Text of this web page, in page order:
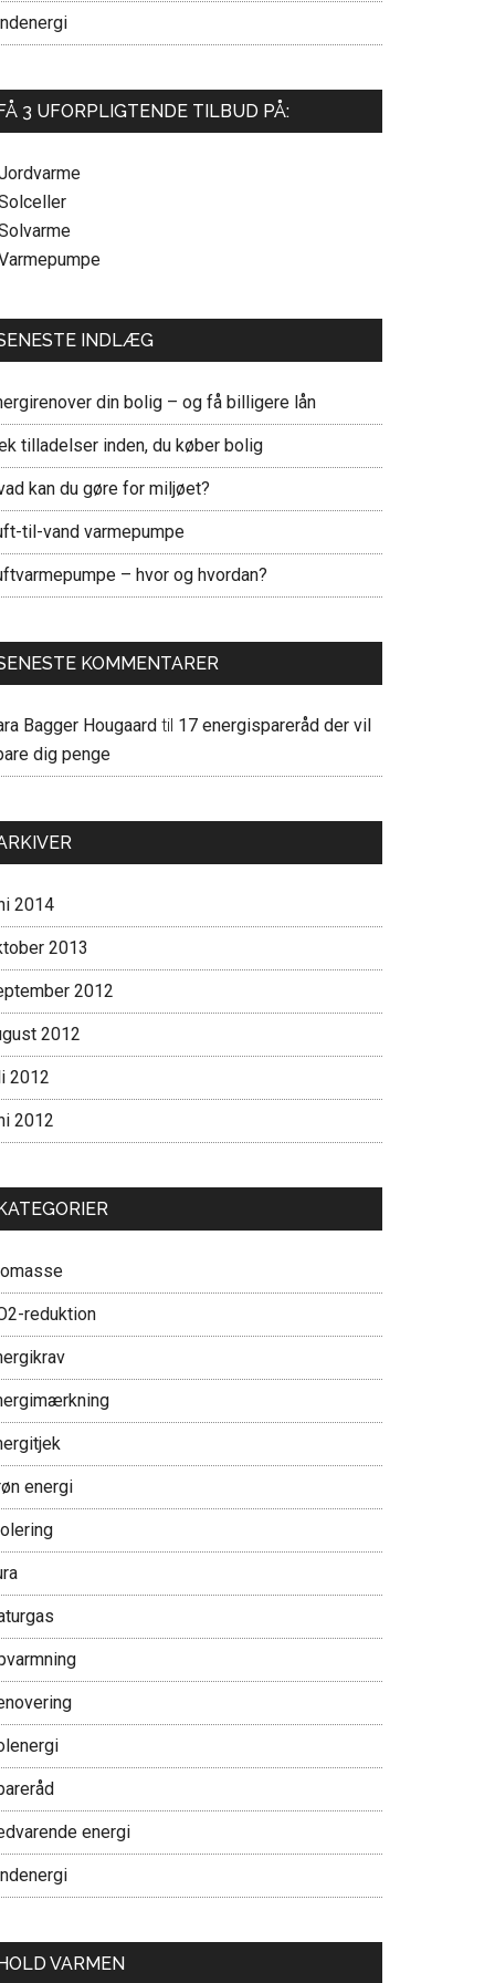
3 UFORPLIGTENDE TILBUD PÅ:
INDLÆG
din bolig – og få billigere lån
tilladelser inden, du køber bolig
kan du gøre for miljøet?
til-vand varmepumpe
– hvor og hvordan?
KOMMENTARER
Bagger Hougaard til 17 energispareråd der vil
dig penge
2014
2013
2012
2012
2012
2012
reduktion
energi
energi
VARMEN